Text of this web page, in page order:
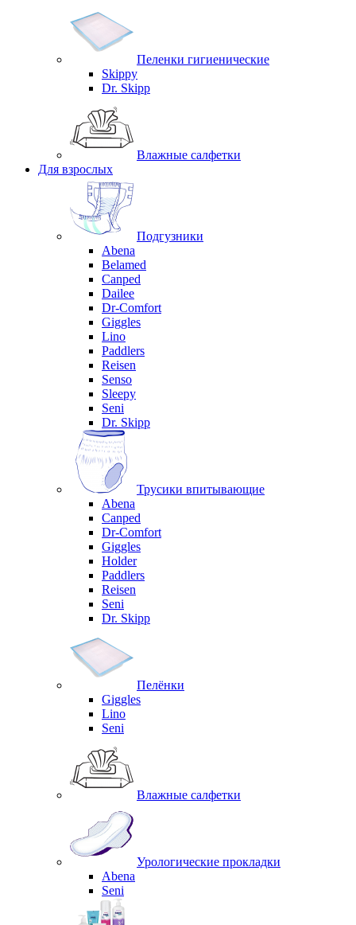
Пеленки гигиенические
Skippy
Dr. Skipp
Влажные салфетки
Для взрослых
Подгузники
Abena
Belamed
Canped
Dailee
Dr-Comfort
Giggles
Lino
Paddlers
Reisen
Senso
Sleepy
Seni
Dr. Skipp
Трусики впитывающие
Abena
Canped
Dr-Comfort
Giggles
Holder
Paddlers
Reisen
Seni
Dr. Skipp
Пелёнки
Giggles
Lino
Seni
Влажные салфетки
Урологические прокладки
Abena
Seni